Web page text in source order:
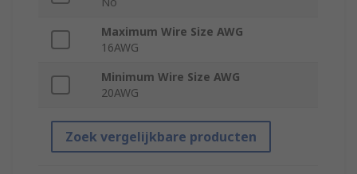
Maximum Wire Size AWG
16AWG
Minimum Wire Size AWG
20AWG
Zoek vergelijkbare producten